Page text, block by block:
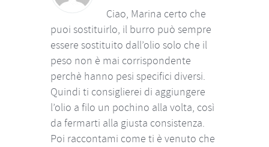
Ciao, Marina certo che
puoi sostituirlo, il burro può sempre
essere sostituito dall’olio solo che il
peso non è mai corrispondente
perchè hanno pesi specifici diversi.
Quindi ti consiglierei di aggiungere
l’olio a filo un pochino alla volta, così
da fermarti alla giusta consistenza.
Poi raccontami come ti è venuto che